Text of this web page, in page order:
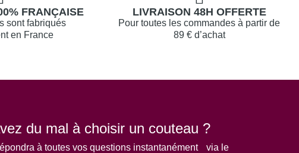
FRANÇAISE
sont fabriqués
en France
LIVRAISON 48H OFFERTE
Pour toutes les commandes à partir de
89 € d’achat
du mal à choisir un couteau ?
à toutes vos questions instantanément via le